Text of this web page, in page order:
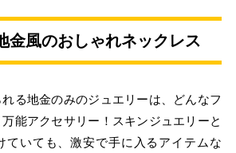
金風のおしゃれネックレス
る地金のみのジュエリーは、どんなフ
能アクセサリー！スキンジュエリーと
ていても、激安で手に入るアイテムな